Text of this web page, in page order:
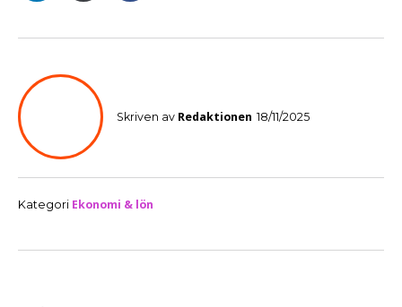
Skriven av Redaktionen 18/11/2025
Kategori Ekonomi & lön